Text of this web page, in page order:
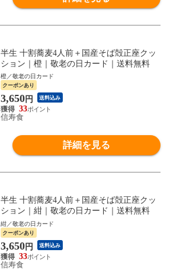
半生 十割蕎麦4人前＋国産そば殻正座クッ
ション｜橙｜敬老の日カード｜送料無料
橙／敬老の日カード
クーポンあり
3,650円 送料込み
33
信寿食
詳細を見る
半生 十割蕎麦4人前＋国産そば殻正座クッ
ション｜紺｜敬老の日カード｜送料無料
紺／敬老の日カード
クーポンあり
3,650円 送料込み
33
信寿食